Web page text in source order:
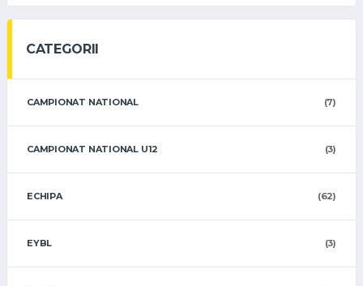
CATEGORII
CAMPIONAT NATIONAL (7)
CAMPIONAT NATIONAL U12 (3)
ECHIPA (62)
EYBL (3)